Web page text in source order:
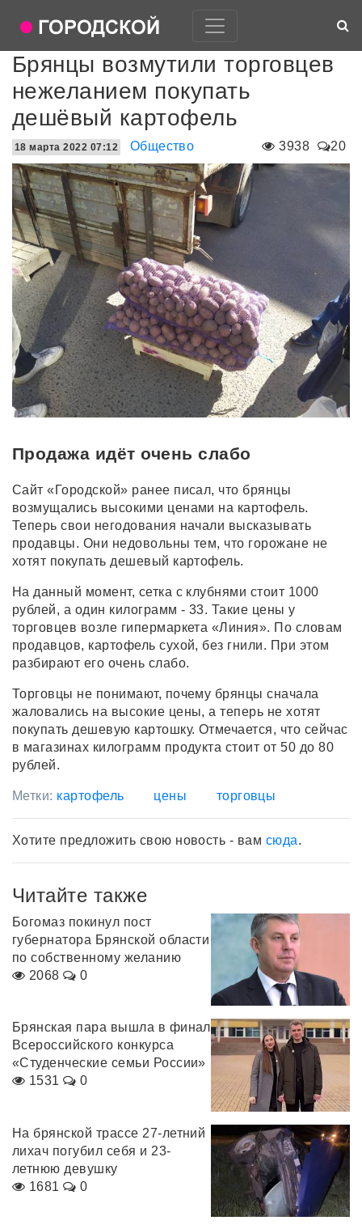
Брянцы возмутили торговцев
нежеланием покупать
дешёвый картофель
3938 20
18 марта 2022 07:12 Общество
Продажа идёт очень слабо
Сайт «Городской» ранее писал, что брянцы
возмущались высокими ценами на картофель.
Теперь свои негодования начали высказывать
продавцы. Они недовольны тем, что горожане не
хотят покупать дешевый картофель.
На данный момент, сетка с клубнями стоит 1000
рублей, а один килограмм - 33. Такие цены у
торговцев возле гипермаркета «Линия». По словам
продавцов, картофель сухой, без гнили. При этом
разбирают его очень слабо.
Торговцы не понимают, почему брянцы сначала
жаловались на высокие цены, а теперь не хотят
покупать дешевую картошку. Отмечается, что сейчас
в магазинах килограмм продукта стоит от 50 до 80
рублей.
Метки: картофель цены торговцы
Хотите предложить свою новость - вам сюда.
Читайте также
Богомаз покинул пост
губернатора Брянской области
по собственному желанию
2068
0
Брянская пара вышла в финал
Всероссийского конкурса
«Студенческие семьи России»
1531
0
На брянской трассе 27-летний
лихач погубил себя и 23-
летнюю девушку
1681
0